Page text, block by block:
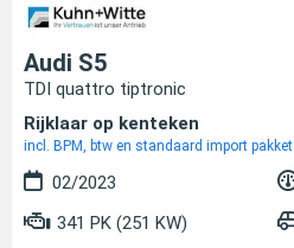
Audi S5
TDI quattro tiptronic
Rijklaar op kenteken
incl. BPM, btw en standaard import pakket
02/2023
341 PK (251 KW)